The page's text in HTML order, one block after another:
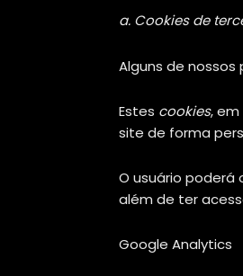
a. Cookies de
Alguns de
Estes cookies,
site de forma
O usuário poderá
além de ter
Google Analytics